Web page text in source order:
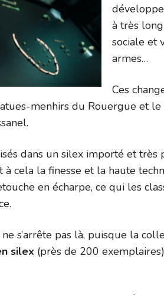
à très
sociale et
armes…
Ces
menhirs du Rouergue et
dans un silex importé et très
cela la finesse et la haute
en écharpe, ce qui les
s’arrête pas là, puisque la
silex (près de 200